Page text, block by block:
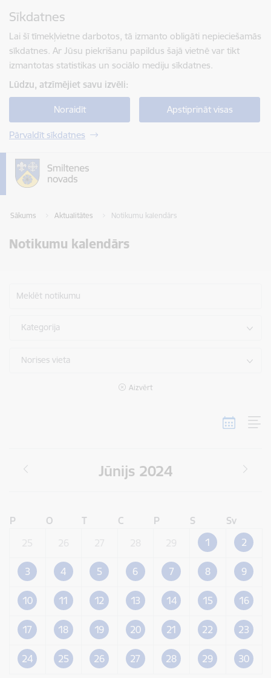
Sīkdatnes
Lai šī tīmekļvietne darbotos, tā izmanto obligāti nepieciešamās
sīkdatnes. Ar Jūsu piekrišanu papildus šajā vietnē var tikt
izmantotas statistikas un sociālo mediju sīkdatnes.
Lūdzu, atzīmējiet savu izvēli:
Noraidīt Apstiprināt visas
Pārvaldīt sīkdatnes
Sākums Aktualitātes Notikumu kalendārs
Notikumu kalendārs
Meklēt notikumu
Kategorija
Norises vieta
Aizvērt
Jūnijs 2024
P O T C P S
Sv
1 2
3 4 5 6 7 8 9
10 11 12 13 14 15 16
17 18 19 20 21 22 23
24 25 26 27 28 29 30